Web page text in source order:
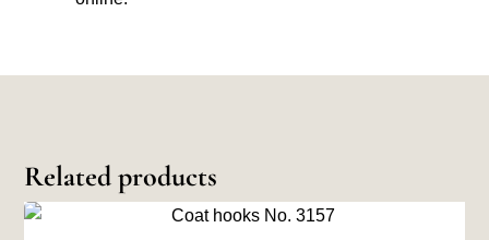
Related products